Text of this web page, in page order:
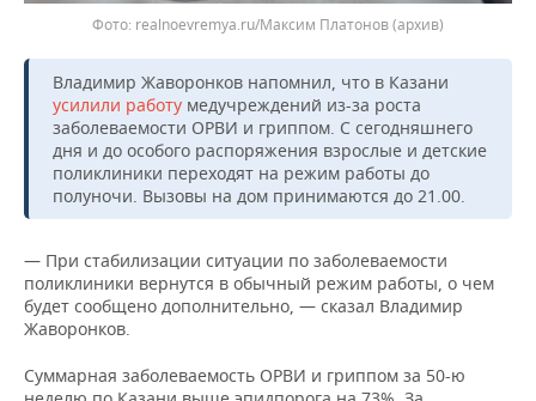
realnoevremya.ru/Максим Платонов (архив)
Владимир Жаворонков напомнил, что в Казани
усилили работу медучреждений из-за роста
заболеваемости ОРВИ и гриппом. С сегодняшнего
дня и до особого распоряжения взрослые и детские
поликлиники переходят на режим работы до
полуночи. Вызовы на дом принимаются до 21.00.
— При стабилизации ситуации по заболеваемости
поликлиники вернутся в обычный режим работы, о чем
будет сообщено дополнительно, — сказал Владимир
Жаворонков.
Суммарная заболеваемость ОРВИ и гриппом за 50-ю